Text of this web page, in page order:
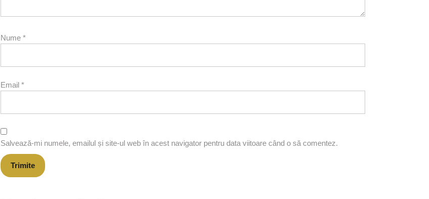
Nume *
Email *
Salvează-mi numele, emailul și site-ul web în acest navigator pentru data viitoare când o să comentez.